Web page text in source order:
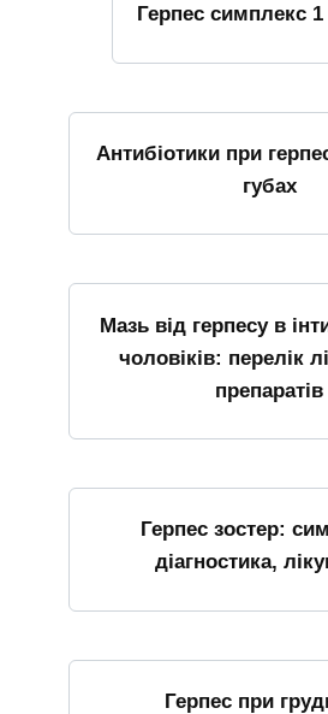
Герпес симплекс 1
Антибіотики при
губах
Мазь від герпесу в
чоловіків: перелік
препаратів
Герпес зостер:
діагностика,
Герпес при